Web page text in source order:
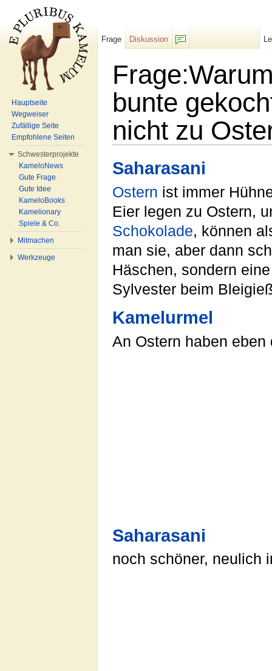
bunte
nicht zu
Saharasani
Ostern ist immer
Eier legen zu Ostern,
Schokolade, können
man sie, aber dann
Häschen, sondern
Sylvester beim
Kamelurmel
An Ostern haben
Saharasani
noch schöner, neulich
Frage
Diskussion
Hauptseite
Wegweiser
Zufällige Seite
Empfohlene Seiten
Schwesterprojekte
KameloNews
Gute Frage
Gute Idee
KameloBooks
Kamelionary
Spiele & Co.
Mitmachen
Werkzeuge